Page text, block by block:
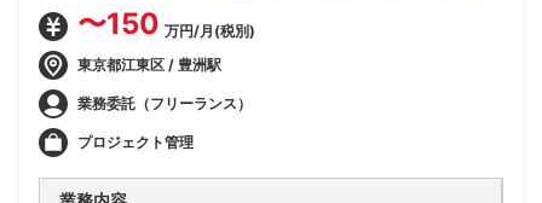
キュメント化への落とし込みを担当
・アプリケーションチームとインフラチームの橋渡し役
として、インフラ標準化の方向性を協議・策定
・設計フェーズから参画し、そのまま運用・保守まで担
当予定(上流担当が抜けた後も長期的に残る前提)
〜150 万円/月(税別)
東京都江東区 / 豊洲駅
業務委託（フリーランス）
プロジェクト管理